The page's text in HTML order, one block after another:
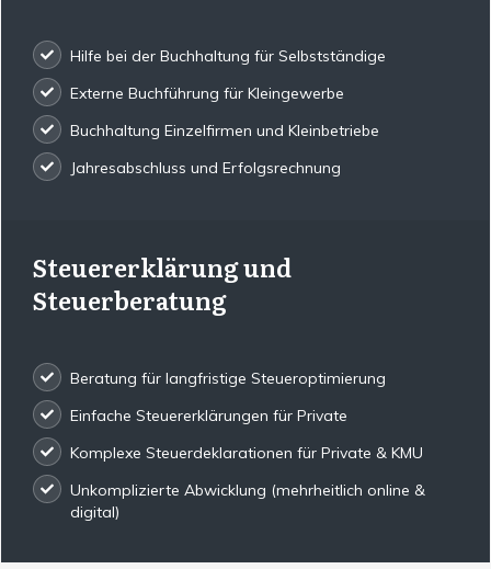
Hilfe bei der Buchhaltung für Selbstständige
Externe Buchführung für Kleingewerbe
Buchhaltung Einzelfirmen und Kleinbetriebe
Jahresabschluss und Erfolgsrechnung
Steuererklärung und
Steuerberatung
Beratung für langfristige Steueroptimierung
Einfache Steuererklärungen für Private
Komplexe Steuerdeklarationen für Private & KMU
Unkomplizierte Abwicklung (mehrheitlich online &
digital)